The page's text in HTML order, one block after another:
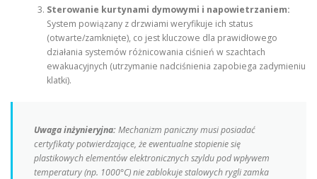
Sterowanie kurtynami dymowymi i napowietrzaniem:
System powiązany z drzwiami weryfikuje ich status
(otwarte/zamknięte), co jest kluczowe dla prawidłowego
działania systemów różnicowania ciśnień w szachtach
ewakuacyjnych (utrzymanie nadciśnienia zapobiega zadymieniu
klatki).
Uwaga inżynieryjna:Mechanizm paniczny musi posiadać
certyfikaty potwierdzające, że ewentualne stopienie się
plastikowych elementów elektronicznych szyldu pod wpływem
temperatury (np. 1000°C) nie zablokuje stalowych rygli zamka